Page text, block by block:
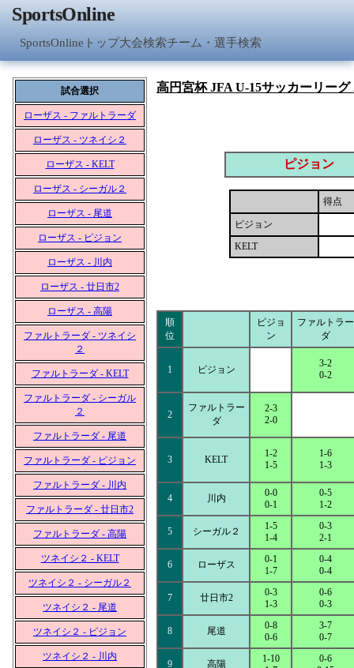
SportsOnline
SportsOnlineトップ大会検索チーム・選手検索
試合選択
ローザス - ファルトラーダ
ローザス - ツネイシ２
ローザス - KELT
ローザス - シーガル２
ローザス - 尾道
ローザス - ピジョン
ローザス - 川内
ローザス - 廿日市2
ローザス - 高陽
ファルトラーダ - ツネイシ
２
ファルトラーダ - KELT
ファルトラーダ - シーガル
２
ファルトラーダ - 尾道
ファルトラーダ - ピジョン
ファルトラーダ - 川内
ファルトラーダ - 廿日市2
ファルトラーダ - 高陽
ツネイシ２ - KELT
ツネイシ２ - シーガル２
ツネイシ２ - 尾道
ツネイシ２ - ピジョン
ツネイシ２ - 川内
高円宮杯 JFA U-15サッカーリー
ピジョン
得点
ピジョン
KELT
順
位
ピジョ
ン
ファルトラー
ダ
1 ピジョン
3-2
0-2
2
ファルトラー
ダ
2-3
2-0
3 KELT
1-2
1-5
1-6
1-3
4 川内
0-0
0-1
0-5
1-2
5 シーガル２
1-5
1-4
0-3
2-1
6 ローザス
0-1
1-7
0-4
0-4
7 廿日市2
0-3
1-3
0-6
0-3
8 尾道
0-8
0-6
3-7
0-7
9 高陽
1-10
0-6